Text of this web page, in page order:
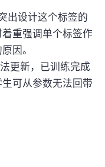
出设计这个标签的
重强调单个标签作
因。
更新，已训练完成
可从参数无法回带